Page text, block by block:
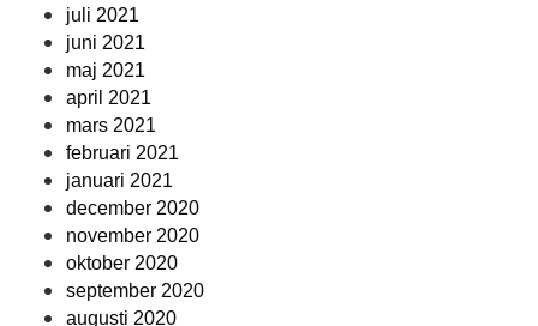
juli 2021
juni 2021
maj 2021
april 2021
mars 2021
februari 2021
januari 2021
december 2020
november 2020
oktober 2020
september 2020
augusti 2020